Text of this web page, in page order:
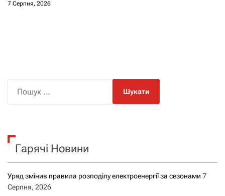
7 Серпня, 2026
к
Гарячі Новини
Уряд змінив правила розподілу електроенергії за сезонами 7
Серпня, 2026